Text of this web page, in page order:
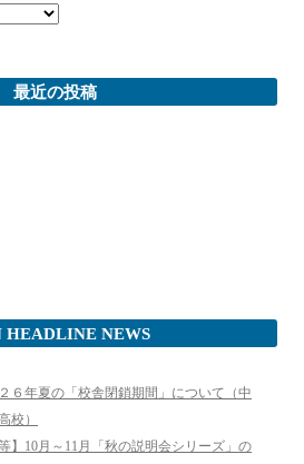
最近の投稿
HEADLINE NEWS
６年夏の「校舎閉鎖期間」について（中
校）
等】10月～11月「秋の説明会シリーズ」の